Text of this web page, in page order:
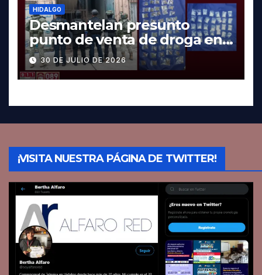
HIDALGO
Desmantelan presunto
punto de venta de droga en
Pachuca; hay dos detenidos
30 DE JULIO DE 2026
¡VISITA NUESTRA PÁGINA DE TWITTER!